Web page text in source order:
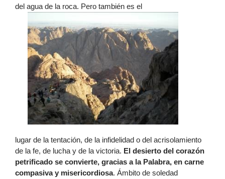
del agua de la roca. Pero también es el
lugar de la tentación, de la infidelidad o del acrisolamiento
de la fe, de lucha y de la victoria. El desierto del corazón
petrificado se convierte, gracias a la Palabra, en carne
compasiva y misericordiosa. Ámbito de soledad